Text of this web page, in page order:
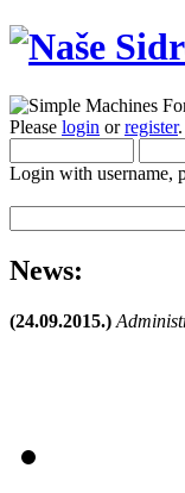
Please login orregister.
Login with username,
News:
(24.09.2015.)